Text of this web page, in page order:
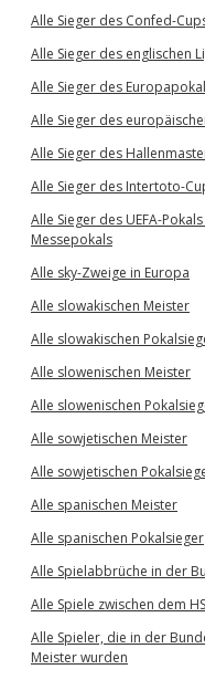
Alle Sieger des Confed-
Alle Sieger des englischen
Alle Sieger des
Alle Sieger des
Alle Sieger des
Alle Sieger des Intertoto-
Alle Sieger des UEFA-
Messepokals
Alle sky-Zweige in Europa
Alle slowakischen Meister
Alle slowakischen
Alle slowenischen Meister
Alle slowenischen
Alle sowjetischen Meister
Alle sowjetischen
Alle spanischen Meister
Alle spanischen Pokalsieger
Alle Spielabbrüche in der
Alle Spiele zwischen dem
Alle Spieler, die in der
Meister wurden